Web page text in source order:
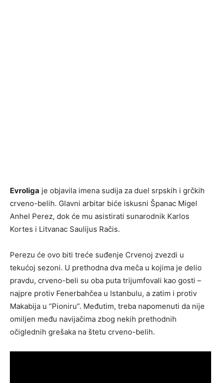
Evroliga je objavila imena sudija za duel srpskih i grčkih
crveno-belih. Glavni arbitar biće iskusni Španac Migel
Anhel Perez, dok će mu asistirati sunarodnik Karlos
Kortes i Litvanac Saulijus Račis.
Perezu će ovo biti treće suđenje Crvenoj zvezdi u
tekućoj sezoni. U prethodna dva meča u kojima je delio
pravdu, crveno-beli su oba puta trijumfovali kao gosti –
najpre protiv Fenerbahčea u Istanbulu, a zatim i protiv
Makabija u “Pioniru”. Međutim, treba napomenuti da nije
omiljen među navijačima zbog nekih prethodnih
očiglednih grešaka na štetu crveno-belih.